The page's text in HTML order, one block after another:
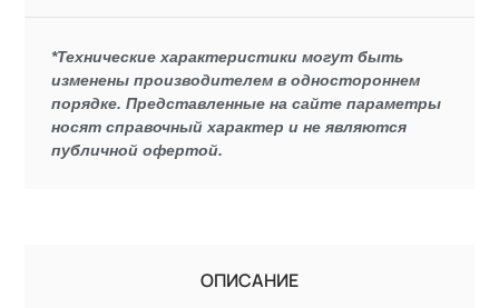
*Технические характеристики могут быть
изменены производителем в одностороннем
порядке. Представленные на сайте параметры
носят справочный характер и не являются
публичной офертой.
ОПИСАНИЕ